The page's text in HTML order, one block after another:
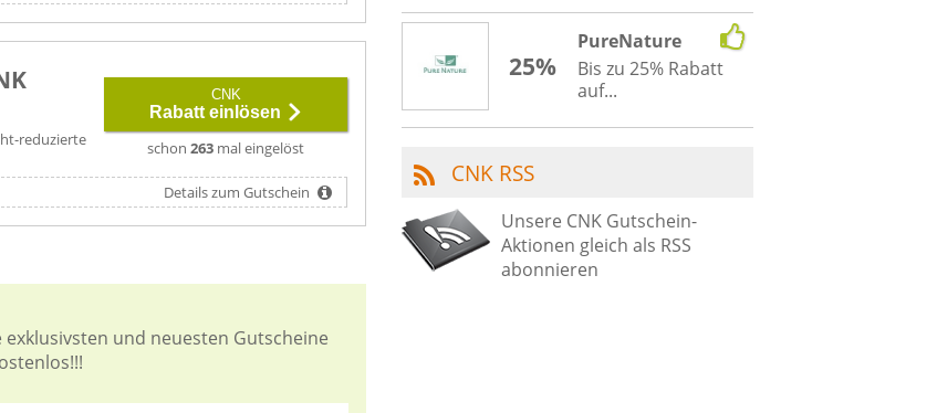
reduzierte
CNK
Rabatt einlösen
schon 263 mal eingelöst
Details zum Gutschein
und neuesten Gutscheine
25%
PureNature
Bis zu 25% Rabatt
auf...
CNK RSS
Unsere CNK Gutschein-
Aktionen gleich als RSS
abonnieren